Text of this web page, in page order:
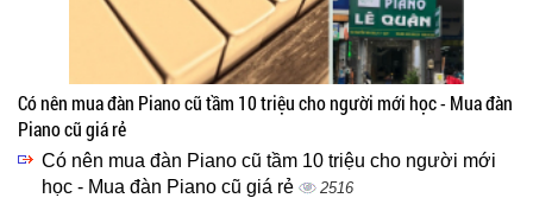
Có nên mua đàn Piano cũ tầm 10 triệu cho người mới học - Mua đàn
Piano cũ giá rẻ
Có nên mua đàn Piano cũ tầm 10 triệu cho người mới
học - Mua đàn Piano cũ giá rẻ
2516